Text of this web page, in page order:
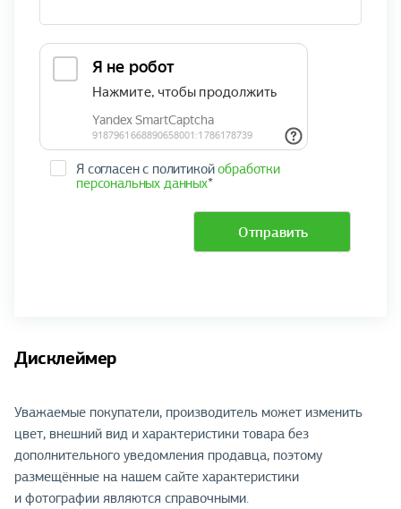
Я согласен с политикойобработки
персональных данных*
Отправить
Дисклеймер
Уважаемые покупатели, производитель может изменить
цвет, внешний вид и характеристики товара без
дополнительного уведомления продавца, поэтому
размещённые на нашем сайте характеристики
и фотографии являются справочными.